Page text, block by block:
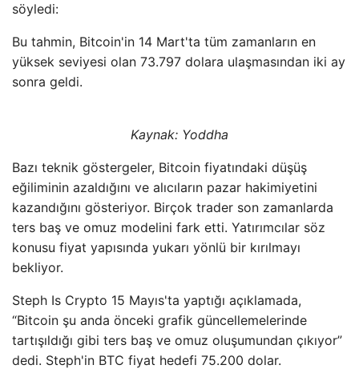
söyledi:
Bu tahmin, Bitcoin'in 14 Mart'ta tüm zamanların en
yüksek seviyesi olan 73.797 dolara ulaşmasından iki ay
sonra geldi.
Kaynak: Yoddha
Bazı teknik göstergeler, Bitcoin fiyatındaki düşüş
eğiliminin azaldığını ve alıcıların pazar hakimiyetini
kazandığını gösteriyor. Birçok trader son zamanlarda
ters baş ve omuz modelini fark etti. Yatırımcılar söz
konusu fiyat yapısında yukarı yönlü bir kırılmayı
bekliyor.
Steph Is Crypto 15 Mayıs'ta yaptığı açıklamada,
“Bitcoin şu anda önceki grafik güncellemelerinde
tartışıldığı gibi ters baş ve omuz oluşumundan çıkıyor”
dedi. Steph'in BTC fiyat hedefi 75.200 dolar.